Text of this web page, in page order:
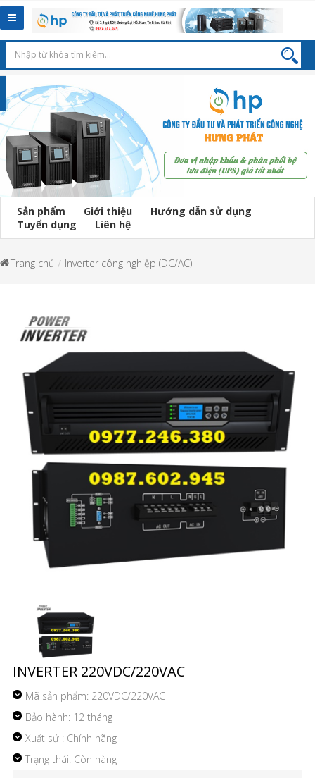
Toggle
navigation
Sản phẩm Giới thiệu
Hướng dẫn sử dụng
Tuyển dụng
Liên hệ
Trang chủ Inverter công nghiệp (DC/AC)
INVERTER 220VDC/220VAC
Mã sản phẩm: 220VDC/220VAC
Bảo hành: 12 tháng
Xuất sứ : Chính hãng
Trạng thái: Còn hàng